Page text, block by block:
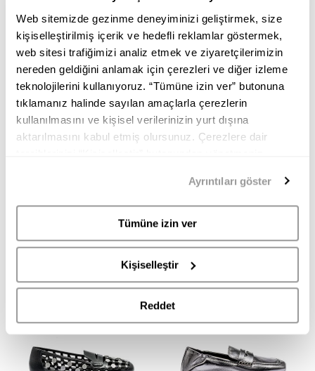
Web sitemizde gezinme deneyiminizi geliştirmek, size
kişiselleştirilmiş içerik ve hedefli reklamlar göstermek,
web sitesi trafiğimizi analiz etmek ve ziyaretçilerimizin
nereden geldiğini anlamak için çerezleri ve diğer izleme
teknolojilerini kullanıyoruz. “Tümüne izin ver” butonuna
tıklamanız halinde sayılan amaçlarla çerezlerin
kullanılmasını ve kişisel verilerinizin yurt dışına
aktarılmasını kabul etmiş olursunuz. Çerezlere dair
buradanerişebilirsiniz.
Ayrıntıları göster
Tümüne izin ver
Kişiselleştir
Reddet
PALOMA BARCELO
CLIO PALOMA BARCELO KADIN LOAFER
7.995,00
3.995,00
ASH
BALI ASH KADIN LOAFER
17.995,00
8.995,00